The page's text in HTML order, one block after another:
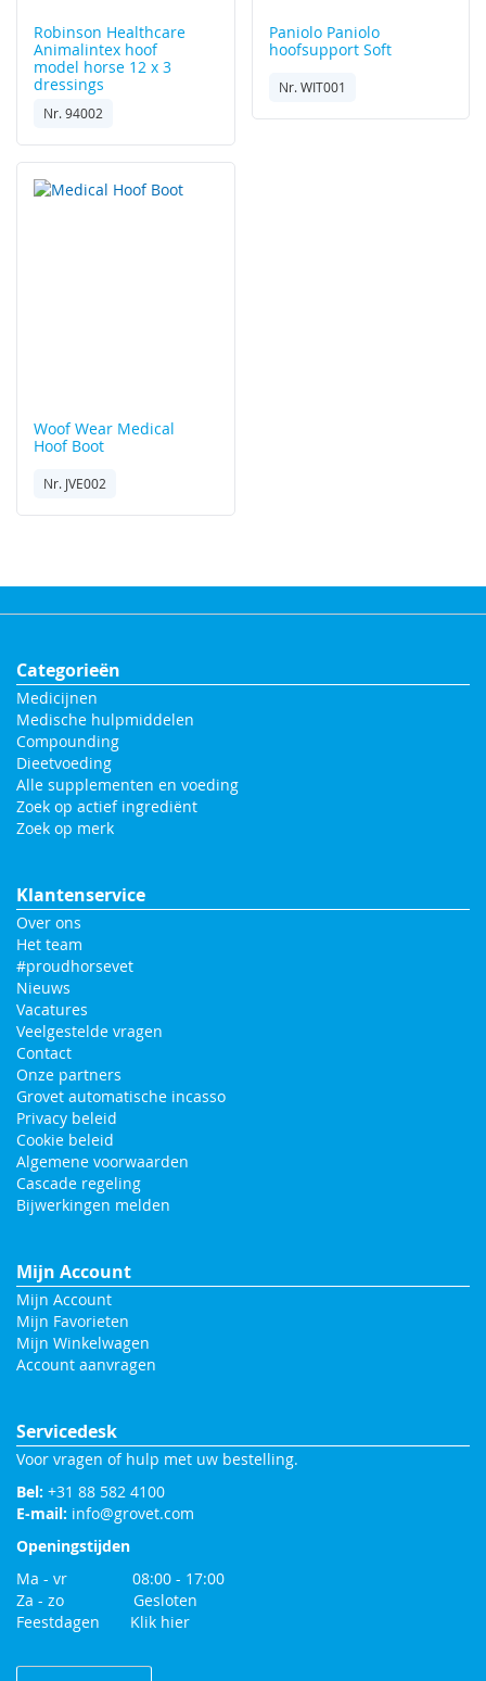
Robinson Healthcare
Animalintex hoof
model horse 12 x 3
dressings
Nr. 94002
PanioloPaniolo
hoofsupport Soft
Nr. WIT001
Woof Wear Medical
Hoof Boot
Nr. JVE002
Categorieën
Medicijnen
Medische hulpmiddelen
Compounding
Dieetvoeding
Alle supplementen en voeding
Zoek op actief ingrediënt
Zoek op merk
Klantenservice
Over ons
Het team
#proudhorsevet
Nieuws
Vacatures
Veelgestelde vragen
Contact
Onze partners
Grovet automatische incasso
Privacy beleid
Cookie beleid
Algemene voorwaarden
Cascade regeling
Bijwerkingen melden
Mijn Account
Mijn Account
Mijn Favorieten
Mijn Winkelwagen
Account aanvragen
Servicedesk
Voor vragen of hulp met uw bestelling.
Bel: +31 88 582 4100
E-mail: info@grovet.com
Openingstijden
Ma - vr 08:00 - 17:00
Za - zo Gesloten
Feestdagen Klik hier
Change